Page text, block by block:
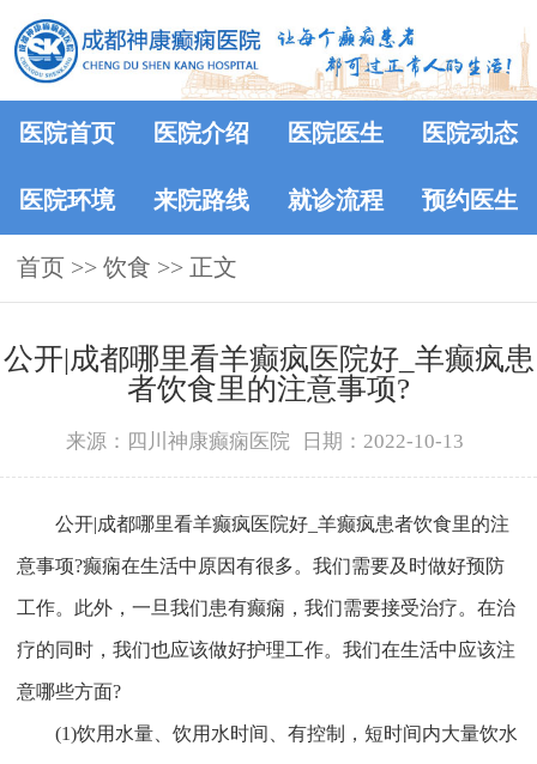
医院首页 医院介绍 医院医生 医院动态
医院环境 来院路线 就诊流程 预约医生
首页 >> 饮食 >> 正文
公开|成都哪里看羊癫疯医院好_羊癫疯患
者饮食里的注意事项?
来源：四川神康癫痫医院 日期：2022-10-13
公开|成都哪里看羊癫疯医院好_羊癫疯患者饮食里的注
意事项?癫痫在生活中原因有很多。我们需要及时做好预防
工作。此外，一旦我们患有癫痫，我们需要接受治疗。在治
疗的同时，我们也应该做好护理工作。我们在生活中应该注
意哪些方面?
(1)饮用水量、饮用水时间、有控制，短时间内大量饮水